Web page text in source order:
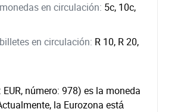
en circulación: 5c, 10c,
en circulación: R 10, R 20,
número: 978) es la moneda
la Eurozona está